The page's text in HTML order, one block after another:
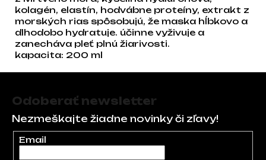
kolagén, elastín, hodvábne proteíny, extrakt z
morských rias spôsobujú, že maska hĺbkovo a
dlhodobo hydratuje. účinne vyživuje a
zanecháva pleť plnú žiarivosti.
kapacita: 200 ml
Odoberať newsletter
Nezmeškajte žiadne novinky či zľavy!
Email